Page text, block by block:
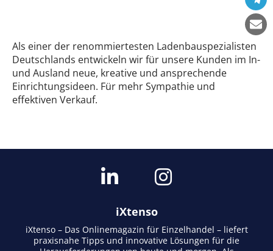
Als einer der renommiertesten Ladenbauspezialisten
Deutschlands entwickeln wir für unsere Kunden im In-
und Ausland neue, kreative und ansprechende
Einrichtungsideen. Für mehr Sympathie und
effektiven Verkauf.
iXtenso
iXtenso – Das Onlinemagazin für Einzelhandel – liefert
praxisnahe Tipps und innovative Lösungen für die